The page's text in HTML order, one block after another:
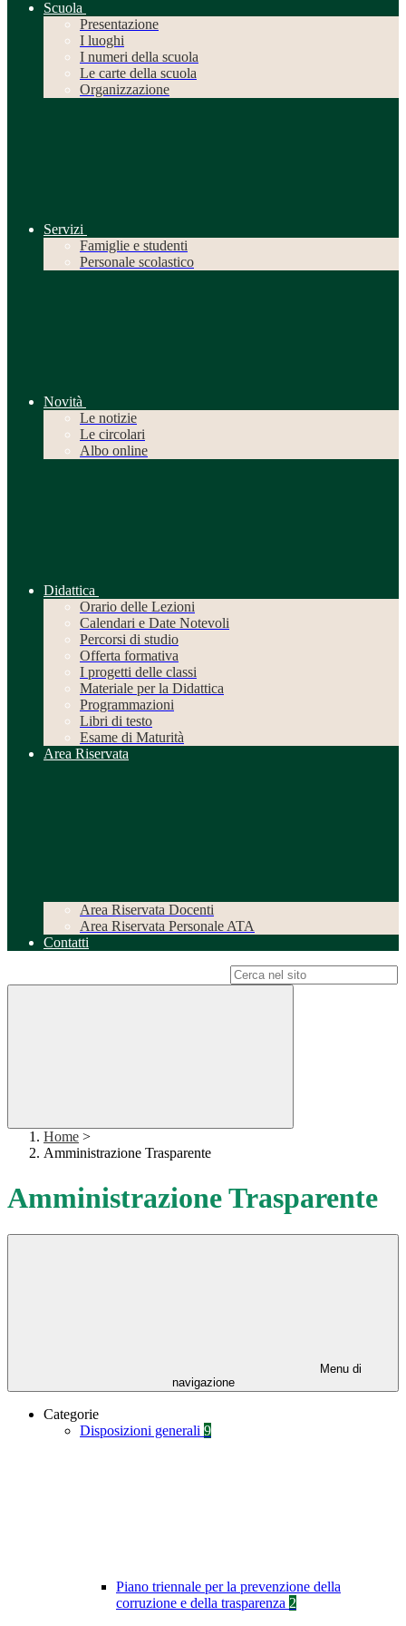
Scuola
Presentazione
I luoghi
I numeri della scuola
Le carte della scuola
Organizzazione
Servizi
Famiglie e studenti
Personale scolastico
Novità
Le notizie
Le circolari
Albo online
Didattica
Orario delle Lezioni
Calendari e Date Notevoli
Percorsi di studio
Offerta formativa
I progetti delle classi
Materiale per la Didattica
Programmazioni
Libri di testo
Esame di Maturità
Area Riservata
Area Riservata Docenti
Area Riservata Personale ATA
Contatti
Home >
Amministrazione Trasparente
Amministrazione Trasparente
Menu di
navigazione
Categorie
Disposizioni generali 9
Piano triennale per la prevenzione della
corruzione e della trasparenza 2